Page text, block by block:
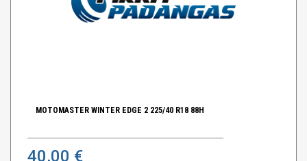
MOTOMASTER WINTER EDGE 2 225/40 R18 88H
40,00 €